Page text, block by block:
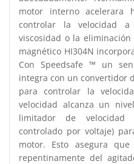
motor interno acelerara
controlar la velocidad
viscosidad o la
magnético HI304N
Con Speedsafe ™ un
integra con un convertidor
para controlar la
velocidad alcanza un
limitador de velocidad
controlado por voltaje)
motor. Esto asegura
repentinamente del